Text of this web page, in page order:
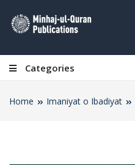
Categories
Home Imaniyat o Ibadiyat